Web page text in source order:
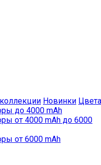
Новинки Цвета
до 4000 mAh
от 4000 mAh до 6000
от 6000 mAh